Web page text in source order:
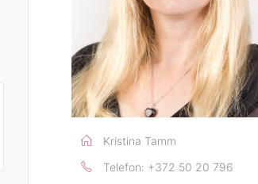
Kristina Tamm
Telefon: +372 50 20 796